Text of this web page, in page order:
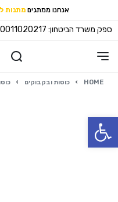
פתח סרגל נגישות
אנחנו ממתגים מתנות
ספק משרד הביטחון: 0011020217
HOME
› כוסות ובקבוקים ›